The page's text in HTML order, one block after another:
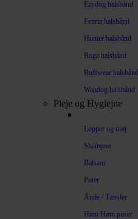
Ezydog halsbånd
Fenriz halsbånd
Hunter halsbånd
Rogz halsbånd
Ruffwear halsbånd
Waudog halsbånd
Pleje og Hygiejne
Lopper og utøj
Shampoo
Balsam
Poter
Ånde / Tænder
Høm Høm poser